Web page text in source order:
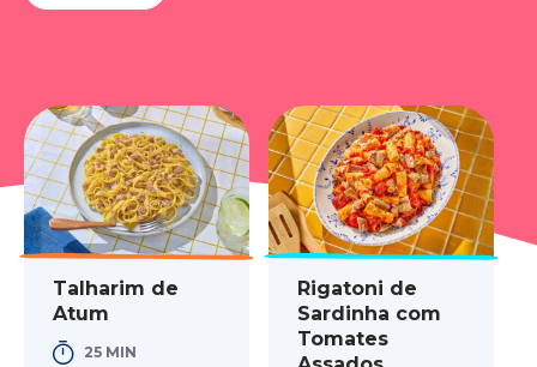
Talharim de
Atum
25 MIN
Rigatoni de
Sardinha com
Tomates